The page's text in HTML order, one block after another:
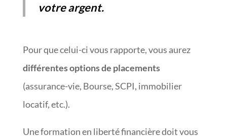
votre argent.
Pour que celui-ci vous rapporte, vous aurez
différentes options de placements
(assurance-vie, Bourse, SCPI, immobilier
locatif, etc.).
Une formation en liberté financière doit vous